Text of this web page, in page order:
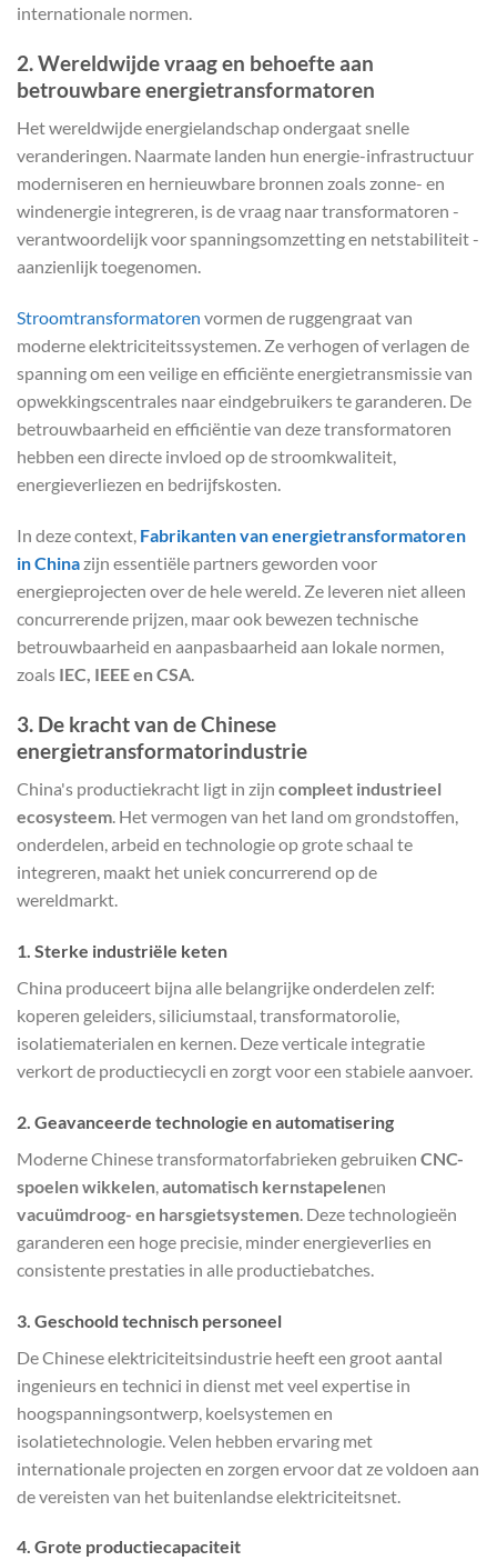
internationale normen.
2. Wereldwijde vraag en behoefte aan
betrouwbare energietransformatoren
Het wereldwijde energielandschap ondergaat snelle
veranderingen. Naarmate landen hun energie-infrastructuur
moderniseren en hernieuwbare bronnen zoals zonne- en
windenergie integreren, is de vraag naar transformatoren -
verantwoordelijk voor spanningsomzetting en netstabiliteit -
aanzienlijk toegenomen.
Stroomtransformatoren vormen de ruggengraat van
moderne elektriciteitssystemen. Ze verhogen of verlagen de
spanning om een veilige en efficiënte energietransmissie van
opwekkingscentrales naar eindgebruikers te garanderen. De
betrouwbaarheid en efficiëntie van deze transformatoren
hebben een directe invloed op de stroomkwaliteit,
energieverliezen en bedrijfskosten.
In deze context, Fabrikanten van energietransformatoren
in Chinazijn essentiële partners geworden voor
energieprojecten over de hele wereld. Ze leveren niet alleen
concurrerende prijzen, maar ook bewezen technische
betrouwbaarheid en aanpasbaarheid aan lokale normen,
zoals IEC, IEEE en CSA.
3. De kracht van de Chinese
energietransformatorindustrie
China's productiekracht ligt in zijn compleet industrieel
ecosysteem. Het vermogen van het land om grondstoffen,
onderdelen, arbeid en technologie op grote schaal te
integreren, maakt het uniek concurrerend op de
wereldmarkt.
1. Sterke industriële keten
China produceert bijna alle belangrijke onderdelen zelf:
koperen geleiders, siliciumstaal, transformatorolie,
isolatiematerialen en kernen. Deze verticale integratie
verkort de productiecycli en zorgt voor een stabiele aanvoer.
2. Geavanceerde technologie en automatisering
Moderne Chinese transformatorfabrieken gebruiken CNC-
spoelen wikkelen,automatisch kernstapelenen
vacuümdroog- en harsgietsystemen. Deze technologieën
garanderen een hoge precisie, minder energieverlies en
consistente prestaties in alle productiebatches.
3. Geschoold technisch personeel
De Chinese elektriciteitsindustrie heeft een groot aantal
ingenieurs en technici in dienst met veel expertise in
hoogspanningsontwerp, koelsystemen en
isolatietechnologie. Velen hebben ervaring met
internationale projecten en zorgen ervoor dat ze voldoen aan
de vereisten van het buitenlandse elektriciteitsnet.
4. Grote productiecapaciteit